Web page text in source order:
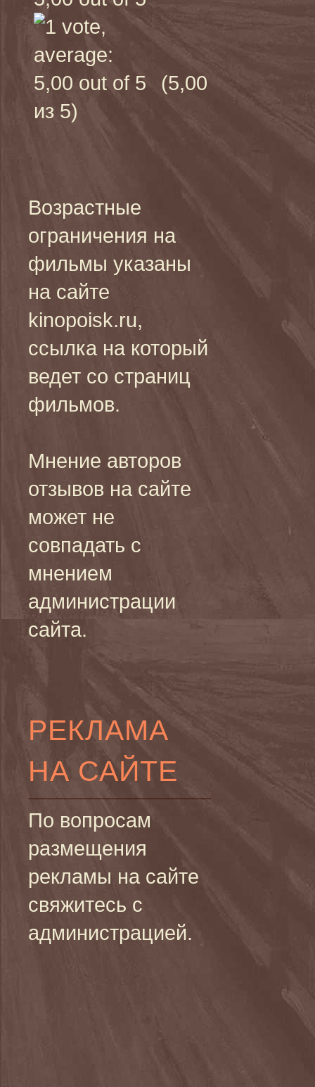
(5,00
из 5)
Возрастные
ограничения на
фильмы указаны
на сайте
kinopoisk.ru,
ссылка на который
ведет со страниц
фильмов.
Мнение авторов
отзывов на сайте
может не
совпадать с
мнением
администрации
сайта.
РЕКЛАМА
НА САЙТЕ
По вопросам
размещения
рекламы на сайте
свяжитесь с
администрацией.